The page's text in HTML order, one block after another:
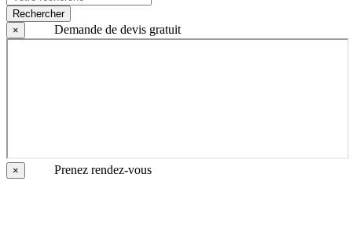
Rechercher
×
Demande de devis gratuit
× Prenez rendez-vous